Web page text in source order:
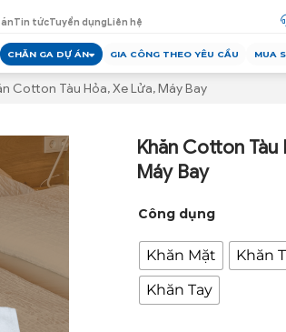
Tin tứcTuyển dụngLiên hệ
CHĂN GA DỰ ÁN GIA CÔNG THEO YÊU CẦU MUA
Cotton Tàu Hỏa, Xe Lửa, Máy Bay
Khăn Cotton Tàu
Máy Bay
Công dụng
Khăn Mặt
Khăn
Khăn Tay